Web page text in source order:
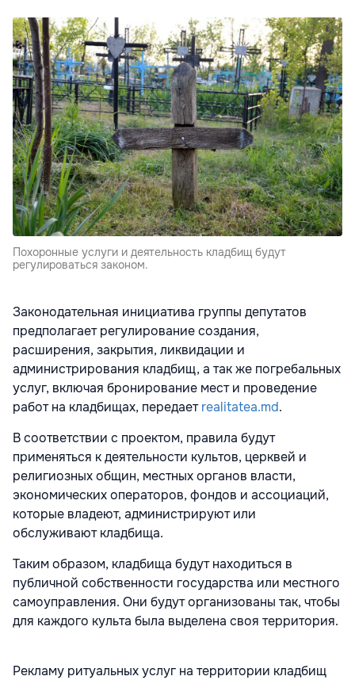
Похоронные услуги и деятельность кладбищ будут
регулироваться законом.
Законодательная инициатива группы депутатов
предполагает регулирование создания,
расширения, закрытия, ликвидации и
администрирования кладбищ, а так же погребальных
услуг, включая бронирование мест и проведение
работ на кладбищах, передаетrealitatea.md.
В соответствии с проектом, правила будут
применяться к деятельности культов, церквей и
религиозных общин, местных органов власти,
экономических операторов, фондов и ассоциаций,
которые владеют, администрируют или
обслуживают кладбища.
Таким образом, кладбища будут находиться в
публичной собственности государства или местного
самоуправления. Они будут организованы так, чтобы
для каждого культа была выделена своя территория.
Рекламу ритуальных услуг на территории кладбищ